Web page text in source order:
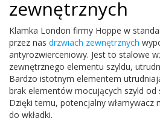
zewnętrznych
Klamka Lon­don firmy Hoppe w
przez nas drzwiach zewnętrznych
anty­rozwierce­niowy. Jest to stalowe
zewnętrznego ele­mentu szyldu,
Bardzo istot­nym ele­mentem
brak ele­men­tów mocu­ją­cych szyld od
Dzięki temu, potenc­jalny włamywacz
do wkładki.